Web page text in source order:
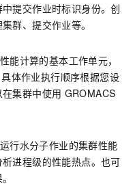
提交作业时标识身份。创
群、提交作业等。
能计算的基本工作单元，
体作业执行顺序根据您设
集群中使用 GROMACS
行水分子作业的集群性能
进程级的性能热点。也可